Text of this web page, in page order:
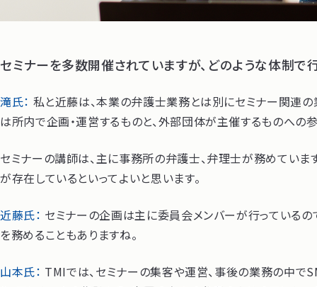
セミナーを多数開催されていますが、どのような体制で
滝氏： 私と近藤は、本業の弁護士業務とは別にセミナー関連の
は所内で企画・運営するものと、外部団体が主催するものへの
セミナーの講師は、主に事務所の弁護士、弁理士が務めてい
が存在しているといってよいと思います。
近藤氏： セミナーの企画は主に委員会メンバーが行っている
を務めることもありますね。
山本氏： TMIでは、セミナーの集客や運営、事後の業務の中で